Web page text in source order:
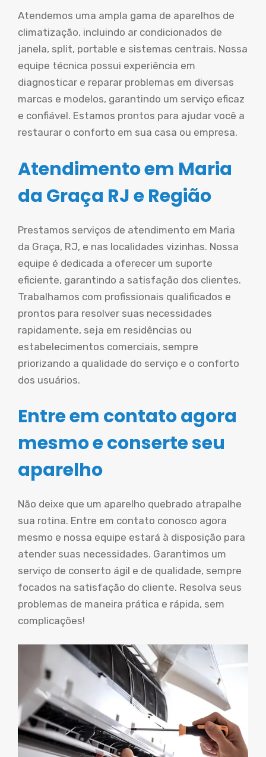
Atendemos uma ampla gama de aparelhos de
climatização, incluindo ar condicionados de
janela, split, portable e sistemas centrais. Nossa
equipe técnica possui experiência em
diagnosticar e reparar problemas em diversas
marcas e modelos, garantindo um serviço eficaz
e confiável. Estamos prontos para ajudar você a
restaurar o conforto em sua casa ou empresa.
Atendimento em Maria
da Graça RJ e Região
Prestamos serviços de atendimento em Maria
da Graça, RJ, e nas localidades vizinhas. Nossa
equipe é dedicada a oferecer um suporte
eficiente, garantindo a satisfação dos clientes.
Trabalhamos com profissionais qualificados e
prontos para resolver suas necessidades
rapidamente, seja em residências ou
estabelecimentos comerciais, sempre
priorizando a qualidade do serviço e o conforto
dos usuários.
Entre em contato agora
mesmo e conserte seu
aparelho
Não deixe que um aparelho quebrado atrapalhe
sua rotina. Entre em contato conosco agora
mesmo e nossa equipe estará à disposição para
atender suas necessidades. Garantimos um
serviço de conserto ágil e de qualidade, sempre
focados na satisfação do cliente. Resolva seus
problemas de maneira prática e rápida, sem
complicações!